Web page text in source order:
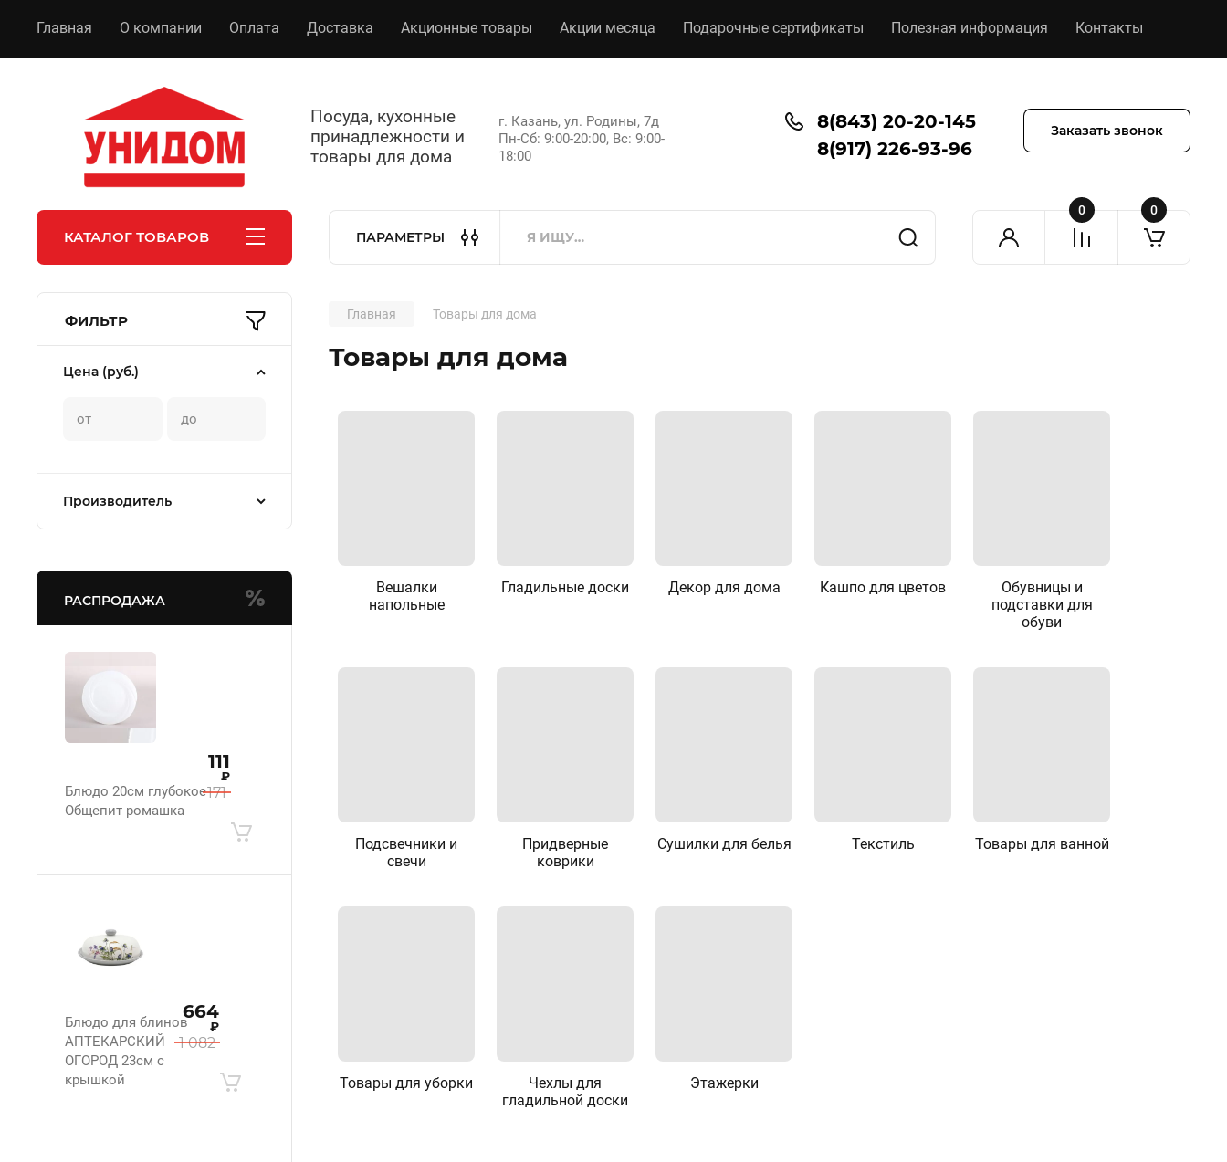
Главная О компании Оплата Доставка Акционные товары Акции месяца Подарочные сертификаты Полезная информация Контакты
Посуда, кухонные
принадлежности и
товары для дома
г. Казань, ул. Родины, 7д
Пн-Сб: 9:00-20:00, Вс: 9:00-
18:00
8(843) 20-20-145
8(917) 226-93-96
Заказать звонок
КАТАЛОГ ТОВАРОВ ПАРАМЕТРЫ
0 0
ФИЛЬТР
Цена (руб.)
Производитель
РАСПРОДАЖА
Блюдо 20см глубокое
Общепит ромашка
171
111
₽
Блюдо для блинов
АПТЕКАРСКИЙ
ОГОРОД 23см с
крышкой
1 082
664
₽
Главная Товары для дома
Товары для дома
Вешалки
напольные
Гладильные доски Декор для дома Кашпо для цветов
Обувницы и
подставки для
обуви
Подсвечники и
свечи
Придверные
коврики
Сушилки для белья Текстиль Товары для ванной
Товары для уборки
Чехлы для
гладильной доски
Этажерки